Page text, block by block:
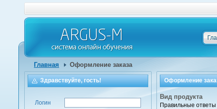
Главная Оформление заказа
Оформление
Вид продукта
Правильные ответы
Здравствуйте, гость!
Логин